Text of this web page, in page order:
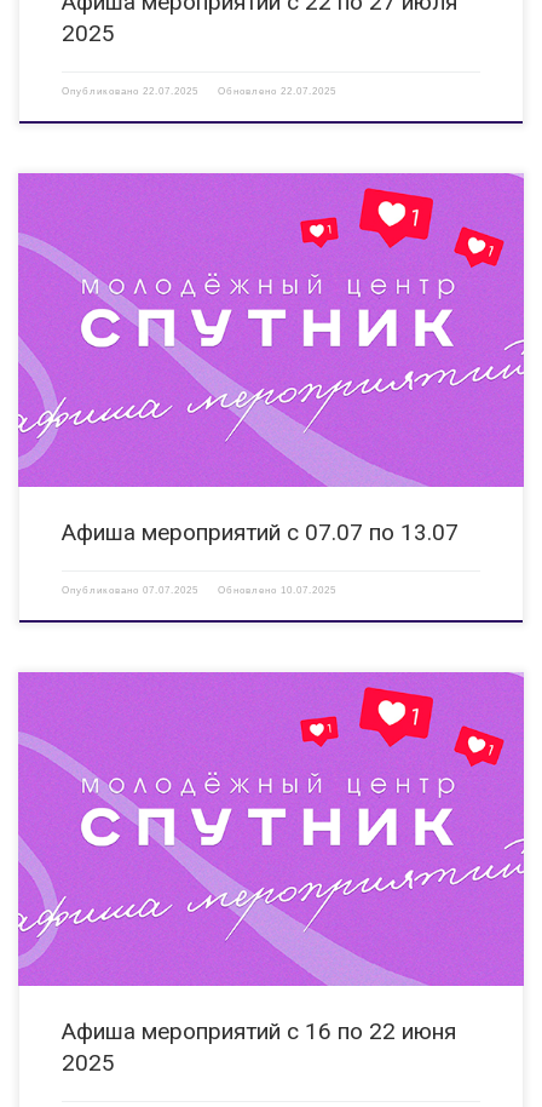
2025
Опубликовано 22.07.2025 Обновлено 22.07.2025
08.07.2025 18:00-19:30 Семейный фестиваль «Ромашковая поляна»
Мероприятие направлено на популяризацию традиционных семейных
ценностей и приурочено к Дню любви, семьи и верности. 08.07.2025
13:00-14:00 Встреча почетных гостей из Нижегородской области /
Уполномоченный по правам ребёнка в […]
Афиша мероприятий с 07.07 по 13.07
Опубликовано 07.07.2025 Обновлено 10.07.2025
16.06.2025 09:30 Летние игры в Клубе настольных игр
«Игротека» Мероприятие направлено на досуговую деятельность для
детей в летний период времени. МБУ МЦ «Спутник», пер. Западный, д.
20а 16.06.2025 Выставка «Летние фантазии» Показать потенциал
воспитанников и результат работы […]
Афиша мероприятий с 16 по 22 июня
2025